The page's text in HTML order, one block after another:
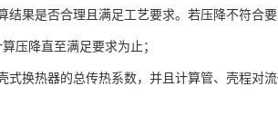
结果是否合理且满足工艺要求。若压降不符合
压降直至满足要求为止；
式换热器的总传热系数，并且计算管、壳程对